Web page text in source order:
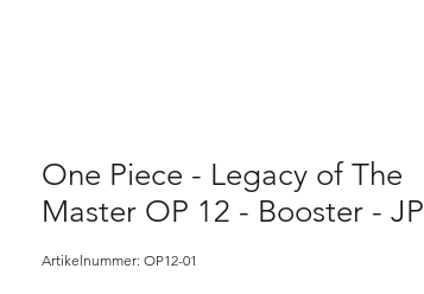
One Piece - Legacy of The
Master OP 12 - Booster - JP
Artikelnummer: OP12-01